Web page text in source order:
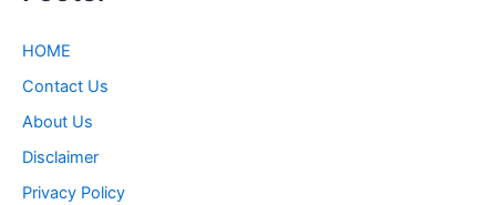
HOME
Contact Us
About Us
Disclaimer
Privacy Policy